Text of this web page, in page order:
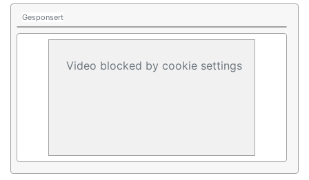
Gesponsert
Video blocked by cookie settings